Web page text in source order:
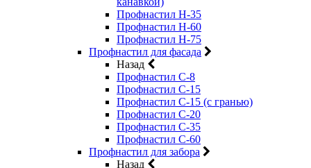
Профнастил Н-35
Профнастил Н-60
Профнастил Н-75
Профнастил для фасада
Назад
Профнастил С-8
Профнастил С-15
Профнастил С-15 (с гранью)
Профнастил С-20
Профнастил С-35
Профнастил С-60
Профнастил для забора
Назад